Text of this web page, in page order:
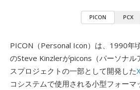
PICON PCX
PICON（Personal Icon）は、1990年
のSteve Kinzlerがpicons（パーソナル
スプロジェクトの一部として開発した
コシステムで使用される小型フォー